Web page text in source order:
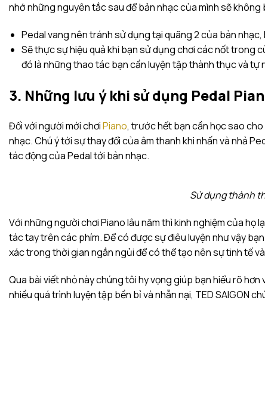
nhớ những nguyên tắc sau để bản nhạc của mình sẽ không
Pedal vang nên tránh sử dụng tại quãng 2 của bản
Sẽ thực sự hiệu quả khi bạn sử dụng chơi các nốt trong
đó là những thao tác bạn cần luyện tập thành thục và tự
3. Những lưu ý khi sử dụng Pedal
Đối với người mới chơiPiano, trước hết bạn cần học sao
nhạc. Chú ý tới sự thay đổi của âm thanh khi nhấn và nhả
tác động của Pedal tới bản nhạc.
Sử dụng thành
Với những người chơi Piano lâu năm thì kinh nghiệm của họ
tác tay trên các phím. Để có được sự điêu luyện như vậy
xác trong thời gian ngắn ngủi để có thể tạo nên sự tinh tế
Qua bài viết nhỏ này chúng tôi hy vọng giúp bạn hiểu rõ hơn
nhiều quá trình luyện tập bền bỉ và nhẫn nại, TED SAIGON